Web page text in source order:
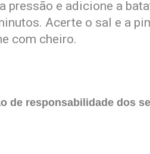
pressão e adicione a
Acerte o sal e a
com cheiro.
de responsabilidade dos